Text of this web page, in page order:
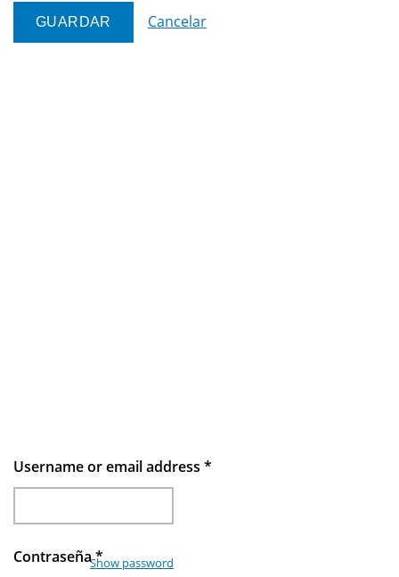
Cancelar
Username or email address *
Contraseña*
Show password